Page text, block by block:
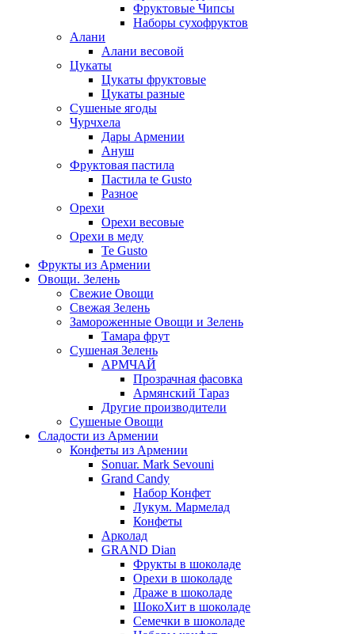
Фруктовые Чипсы
Наборы сухофруктов
Алани
Алани весовой
Цукаты
Цукаты фруктовые
Цукаты разные
Сушеные ягоды
Чурчхела
Дары Армении
Ануш
Фруктовая пастила
Пастила te Gusto
Разное
Орехи
Орехи весовые
Орехи в меду
Te Gusto
Фрукты из Армении
Овощи. Зелень
Свежие Овощи
Свежая Зелень
Замороженные Овощи и Зелень
Тамара фрут
Сушеная Зелень
АРМЧАЙ
Прозрачная фасовка
Армянский Тараз
Другие производители
Сушеные Овощи
Сладости из Армении
Конфеты из Армении
Sonuar. Mark Sevouni
Grand Candy
Набор Конфет
Лукум. Мармелад
Конфеты
Арколад
GRAND Dian
Фрукты в шоколаде
Орехи в шоколаде
Драже в шоколаде
ШокоХит в шоколаде
Семечки в шоколаде